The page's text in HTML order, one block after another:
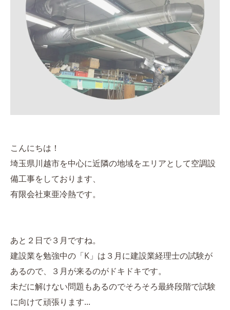
こんにちは！
埼玉県川越市を中心に近隣の地域をエリアとして空調設
備工事をしております、
有限会社東亜冷熱です。
あと２日で３月ですね。
建設業を勉強中の「K」は３月に建設業経理士の試験が
あるので、３月が来るのがドキドキです。
未だに解けない問題もあるのでそろそろ最終段階で試験
に向けて頑張ります...